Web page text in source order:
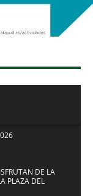
DE LA
PLAZA DEL